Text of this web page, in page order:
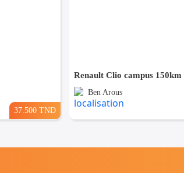
37.500 TND
Ben Arous